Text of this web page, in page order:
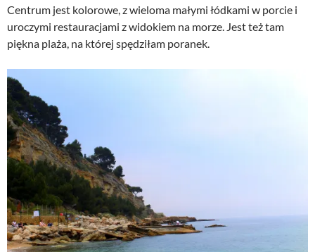
Centrum jest kolorowe, z wieloma małymi łódkami w porcie i
uroczymi restauracjami z widokiem na morze. Jest też tam
piękna plaża, na której spędziłam poranek.